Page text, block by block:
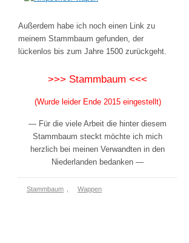
Außerdem habe ich noch einen Link zu
meinem Stammbaum gefunden, der
lückenlos bis zum Jahre 1500 zurückgeht.
>>> Stammbaum <<<
(Wurde leider Ende 2015 eingestellt)
— Für die viele Arbeit die hinter diesem
Stammbaum steckt möchte ich mich
herzlich bei meinen Verwandten in den
Niederlanden bedanken —
Stammbaum Wappen